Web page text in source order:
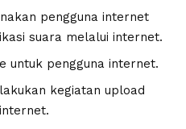
pengguna internet
suara melalui internet.
untuk pengguna internet.
kegiatan upload